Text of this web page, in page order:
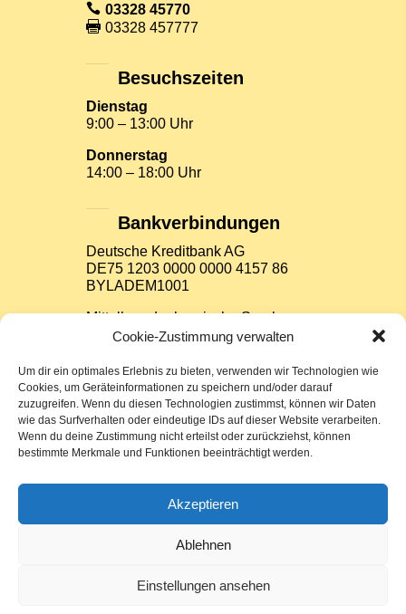
Cookie-Zustimmung verwalten
Um dir ein optimales Erlebnis zu bieten, verwenden wir Technologien wie
Cookies, um Geräteinformationen zu speichern und/oder darauf
zuzugreifen. Wenn du diesen Technologien zustimmst, können wir Daten
wie das Surfverhalten oder eindeutige IDs auf dieser Website verarbeiten.
Wenn du deine Zustimmung nicht erteilst oder zurückziehst, können
bestimmte Merkmale und Funktionen beeinträchtigt werden.
Akzeptieren
Ablehnen
Einstellungen ansehen
03328 45770
03328 457777
Besuchszeiten
Dienstag
9:00 – 13:00 Uhr
Donnerstag
14:00 – 18:00 Uhr
Bankverbindungen
Deutsche Kreditbank AG
DE75 1203 0000 0000 4157 86
BYLADEM1001
Mittelbrandenburgische Sparkasse
Potsdam
WELADED1PMB
Impressum
Datenschutz
Sitemap